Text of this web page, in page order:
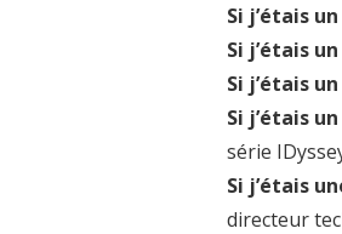
Si j’étais
Si j’étais
Si j’étais
Si j’étais
série
Si j’étais
directeur